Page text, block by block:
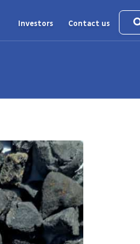
Investors Contact us